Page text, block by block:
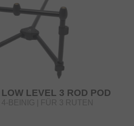
LEVEL 3 ROD POD
BEINIG | FÜR 3 RUTEN